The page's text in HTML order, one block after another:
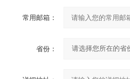
常用邮箱：
省份：